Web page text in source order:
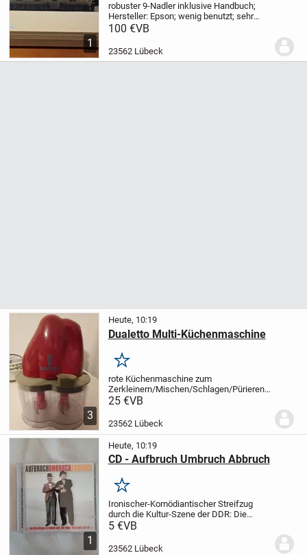
1
robuster 9-Nadler inklusive Handbuch;
Hersteller: Epson; wenig benutzt; sehr
guter Zustand;
100 €VB
23562 Lübeck
3
Heute, 10:19
Dualetto Multi-Küchenmaschine
Merken
rote Küchenmaschine zum
Zerkleinern/Mischen/Schlagen/Pürieren;
mit Rezeptheft;
25 €VB
23562 Lübeck
1
Heute, 10:19
CD - Aufbruch Umbruch Abbruch
Merken
Ironischer-Komödiantischer Streifzug
durch die Kultur-Szene der DDR: Die
berühmten Statements von Tischler
Dachdecker Erich "Den Sozialismus in
5 €VB
23562 Lübeck